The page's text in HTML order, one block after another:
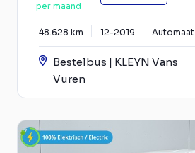
per maand
48.628 km 12-2019 Automaat
Bestelbus | KLEYN Vans
Vuren